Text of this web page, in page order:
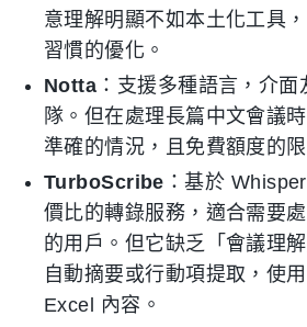
意理解明顯不如本土化工具
習慣的優化。
Notta ：支援多種語言，介
隊。但在處理長篇中文會議
準確的情況，且免費額度的
TurboScribe ：基於
價比的轉錄服務，適合需要
的用戶。但它缺乏「會議理
自動摘要或行動項提取，使
Excel 內容。